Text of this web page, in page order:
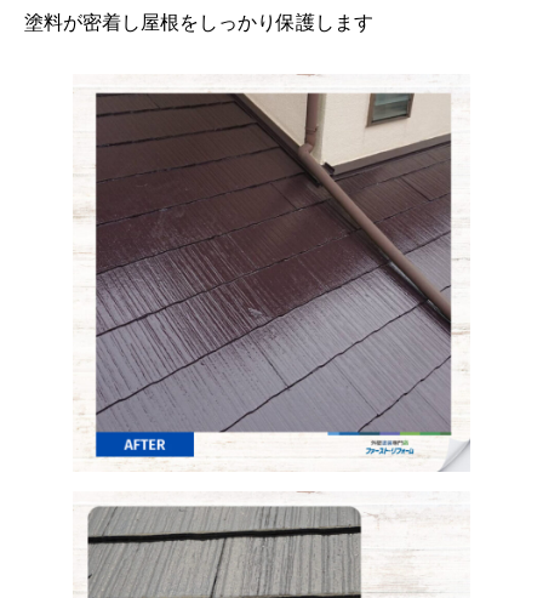
塗料が密着し屋根をしっかり保護します